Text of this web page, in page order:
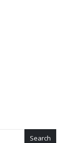
Search